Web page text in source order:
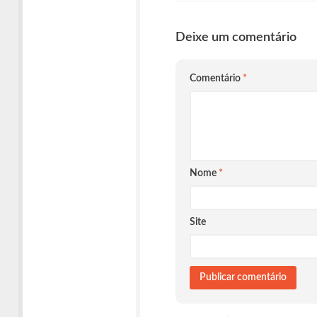
Deixe um comentário
Comentário *
Nome *
Site